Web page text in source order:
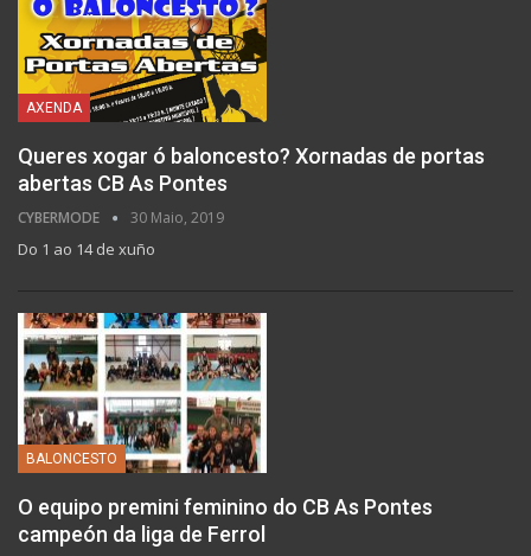
AXENDA
Queres xogar ó baloncesto? Xornadas de portas
abertas CB As Pontes
CYBERMODE 30 Maio, 2019
Do 1 ao 14 de xuño
BALONCESTO
O equipo premini feminino do CB As Pontes
campeón da liga de Ferrol